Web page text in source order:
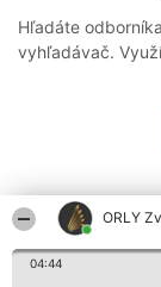
ORLY
04:44
Hľadáte
vyhľadávač.